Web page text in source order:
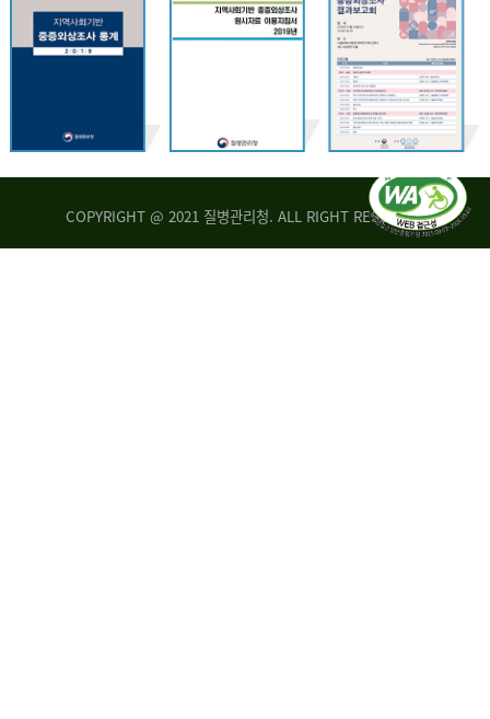
COPYRIGHT @ 2021 질병관리청. ALL RIGHT RESERVED